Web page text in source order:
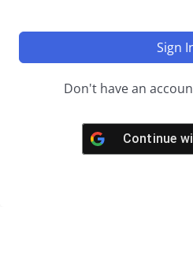
Sign
Don't have an
Continue